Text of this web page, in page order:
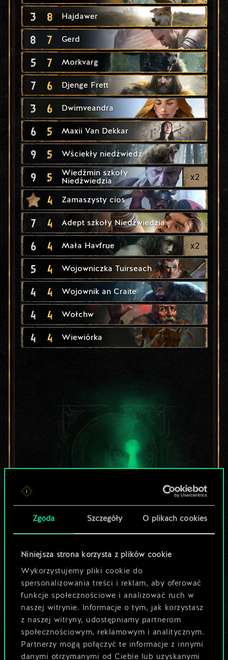
Zgoda Szczegóły O plikach cookies
Niniejsza strona korzysta z plików cookie
Wykorzystujemy pliki cookie do
spersonalizowania treści i reklam, aby oferować
funkcje społecznościowe i analizować ruch w
naszej witrynie. Informacje o tym, jak korzystasz
z naszej witryny, udostępniamy partnerom
społecznościowym, reklamowym i analitycznym.
Partnerzy mogą połączyć te informacje z innymi
danymi otrzymanymi od Ciebie lub uzyskanymi
3 8 Hajdawer
8 7 Gerd
5 7 Morkvarg
7 6 Djenge Frett
3 6 Dwimveandra
6 5 Maxii Van Dekkar
9 5 Wściekły niedźwiedź
9 5
Wiedźmin szkoły
Niedźwiedzia
x2
4 Zamaszysty cios
7 4 Adept szkoły Niedźwiedzia
6 4 Mała Havfrue x2
5 4 Wojowniczka Tuirseach
4 4 Wojownik an Craite
4 4 Wołchw
4 4 Wiewiórka
Lubisz grać tą talią?
Pomóż społeczności
odkryć jej
potencjał!
Nazwij talię i opisz swoją strategię